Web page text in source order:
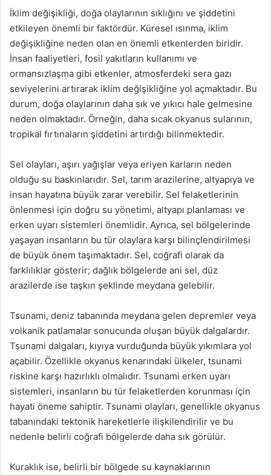
İklim değişikliği, doğa olaylarının sıklığını ve şiddetini
etkileyen önemli bir faktördür. Küresel ısınma, iklim
değişikliğine neden olan en önemli etkenlerden biridir.
İnsan faaliyetleri, fosil yakıtların kullanımı ve
ormansızlaşma gibi etkenler, atmosferdeki sera gazı
seviyelerini artırarak iklim değişikliğine yol açmaktadır. Bu
durum, doğa olaylarının daha sık ve yıkıcı hale gelmesine
neden olmaktadır. Örneğin, daha sıcak okyanus sularının,
tropikal fırtınaların şiddetini artırdığı bilinmektedir.
Sel olayları, aşırı yağışlar veya eriyen karların neden
olduğu su baskınlarıdır. Sel, tarım arazilerine, altyapıya ve
insan hayatına büyük zarar verebilir. Sel felaketlerinin
önlenmesi için doğru su yönetimi, altyapı planlaması ve
erken uyarı sistemleri önemlidir. Ayrıca, sel bölgelerinde
yaşayan insanların bu tür olaylara karşı bilinçlendirilmesi
de büyük önem taşımaktadır. Sel, coğrafi olarak da
farklılıklar gösterir; dağlık bölgelerde ani sel, düz
arazilerde ise taşkın şeklinde meydana gelebilir.
Tsunami, deniz tabanında meydana gelen depremler veya
volkanik patlamalar sonucunda oluşan büyük dalgalardır.
Tsunami dalgaları, kıyıya vurduğunda büyük yıkımlara yol
açabilir. Özellikle okyanus kenarındaki ülkeler, tsunami
riskine karşı hazırlıklı olmalıdır. Tsunami erken uyarı
sistemleri, insanların bu tür felaketlerden korunması için
hayati öneme sahiptir. Tsunami olayları, genellikle okyanus
tabanındaki tektonik hareketlerle ilişkilendirilir ve bu
nedenle belirli coğrafi bölgelerde daha sık görülür.
Kuraklık ise, belirli bir bölgede su kaynaklarının